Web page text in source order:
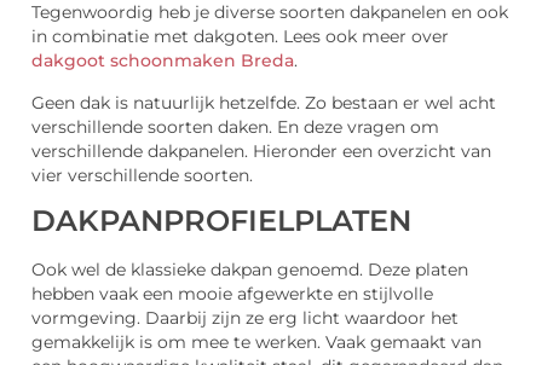
Tegenwoordig heb je diverse soorten dakpanelen en ook
in combinatie met dakgoten. Lees ook meer over
dakgoot schoonmaken Breda.
Geen dak is natuurlijk hetzelfde. Zo bestaan er wel acht
verschillende soorten daken. En deze vragen om
verschillende dakpanelen. Hieronder een overzicht van
vier verschillende soorten.
DAKPANPROFIELPLATEN
Ook wel de klassieke dakpan genoemd. Deze platen
hebben vaak een mooie afgewerkte en stijlvolle
vormgeving. Daarbij zijn ze erg licht waardoor het
gemakkelijk is om mee te werken. Vaak gemaakt van